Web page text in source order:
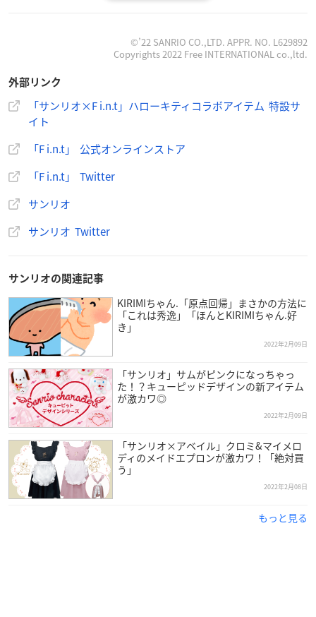
F i.n.t（フィント）とハローキティがコラボ☆衿がポイント
のワンピースなど春先にぴったりなアイテムが登場！公式オ
ンラインストアでは2/10（木）17:00～、店頭では2/11
（金･祝）販売スタート♪
https://t.co/7tjP3145mL
—サンリオ (@sanrio_news)
©’22 SANRIO CO.,LTD. APPR. NO. L629892
Copyrights 2022 Free INTERNATIONAL co.,ltd.
外部リンク
「サンリオ×F i.n.t」ハローキティコラボアイテム 特設サ
イト
「F i.n.t」 公式オンラインストア
「F i.n.t」 Twitter
サンリオ
サンリオ Twitter
サンリオの関連記事
KIRIMIちゃん.「原点回帰」まさかの方法に
「これは秀逸」「ほんとKIRIMIちゃん.好
き」
2022年2月09日
「サンリオ」サムがピンクになっちゃっ
た！？キューピッドデザインの新アイテム
が激カワ◎
2022年2月09日
「サンリオ×アベイル」クロミ&マイメロ
ディのメイドエプロンが激カワ！「絶対買
う」
2022年2月08日
もっと見る